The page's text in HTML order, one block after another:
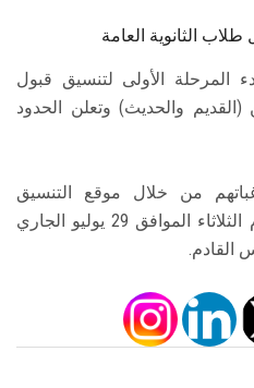
الثانوية العامة
المرحلة الأولى لتنسيق قبول
(القديم والحديث) وتعلن الحدود
من خلال موقع التنسيق
الإلكتروني خلال الفترة من يوم الثلاثاء الموافق 29 يوليو الجاري